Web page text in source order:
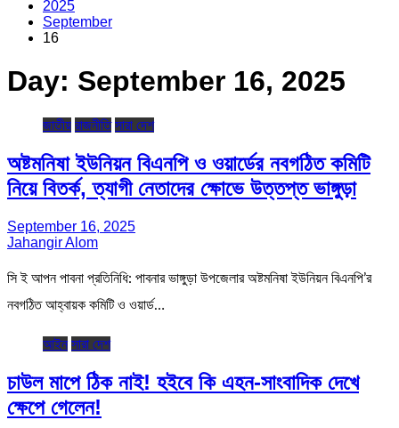
2025
September
16
Day: September 16, 2025
জাতীয় রাজনীতি সারা দেশ
অষ্টমনিষা ইউনিয়ন বিএনপি ও ওয়ার্ডের নবগঠিত কমিটি
নিয়ে বিতর্ক, ত্যাগী নেতাদের ক্ষোভে উত্তপ্ত ভাঙ্গুড়া
September 16, 2025
Jahangir Alom
সি ই আপন পাবনা প্রতিনিধি: পাবনার ভাঙ্গুড়া উপজেলার অষ্টমনিষা ইউনিয়ন বিএনপি’র
নবগঠিত আহ্বায়ক কমিটি ও ওয়ার্ড…
আইন সারা দেশ
চাউল মাপে ঠিক নাই! হইবে কি এহন-সাংবাদিক দেখে
ক্ষেপে গেলেন!